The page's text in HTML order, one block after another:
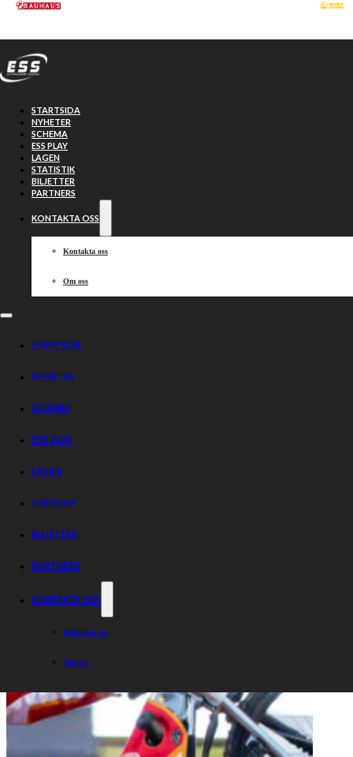
Hoppa till huvudinnehåll
STARTSIDA
NYHETER
SCHEMA
ESS PLAY
LAGEN
STATISTIK
BILJETTER
PARTNERS
KONTAKTA OSS
Kontakta oss
Om oss
STARTSIDA
NYHETER
SCHEMA
ESS PLAY
LAGEN
STATISTIK
BILJETTER
PARTNERS
KONTAKTA OSS
Kontakta oss
Om oss
Stark laginsats
av Rospiggarna